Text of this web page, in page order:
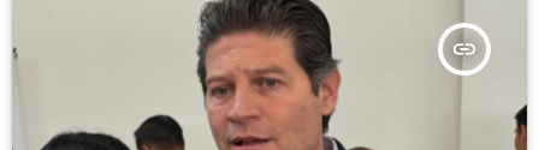
insert_link